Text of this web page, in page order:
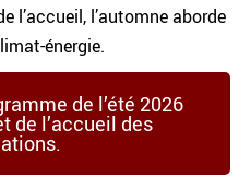
l’accueil, l’automne aborde
énergie.
de l’été 2026
de l’accueil des